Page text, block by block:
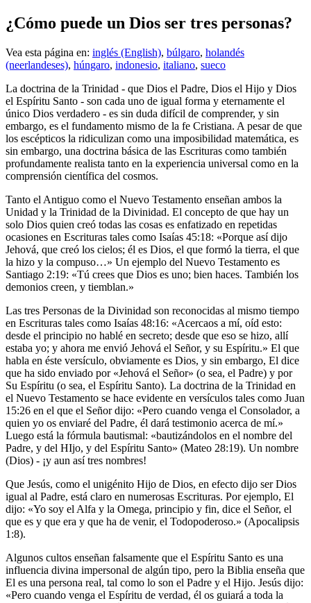
¿Cómo puede un Dios ser tres personas?
Vea esta página en: inglés (English), búlgaro, holandés
(neerlandeses), húngaro, indonesio, italiano, sueco
La doctrina de la Trinidad - que Dios el Padre, Dios el Hijo y Dios
el Espíritu Santo - son cada uno de igual forma y eternamente el
único Dios verdadero - es sin duda difícil de comprender, y sin
embargo, es el fundamento mismo de la fe Cristiana. A pesar de que
los escépticos la ridiculizan como una imposibilidad matemática, es
sin embargo, una doctrina básica de las Escrituras como también
profundamente realista tanto en la experiencia universal como en la
comprensión científica del cosmos.
Tanto el Antiguo como el Nuevo Testamento enseñan ambos la
Unidad y la Trinidad de la Divinidad. El concepto de que hay un
solo Dios quien creó todas las cosas es enfatizado en repetidas
ocasiones en Escrituras tales como Isaías 45:18: «Porque así dijo
Jehová, que creó los cielos; él es Dios, el que formó la tierra, el que
la hizo y la compuso…» Un ejemplo del Nuevo Testamento es
Santiago 2:19: «Tú crees que Dios es uno; bien haces. También los
demonios creen, y tiemblan.»
Las tres Personas de la Divinidad son reconocidas al mismo tiempo
en Escrituras tales como Isaías 48:16: «Acercaos a mí, oíd esto:
desde el principio no hablé en secreto; desde que eso se hizo, allí
estaba yo; y ahora me envió Jehová el Señor, y su Espíritu.» El que
habla en éste versículo, obviamente es Dios, y sin embargo, El dice
que ha sido enviado por «Jehová el Señor» (o sea, el Padre) y por
Su Espíritu (o sea, el Espíritu Santo). La doctrina de la Trinidad en
el Nuevo Testamento se hace evidente en versículos tales como Juan
15:26 en el que el Señor dijo: «Pero cuando venga el Consolador, a
quien yo os enviaré del Padre, él dará testimonio acerca de mí.»
Luego está la fórmula bautismal: «bautizándolos en el nombre del
Padre, y del HIjo, y del Espíritu Santo» (Mateo 28:19). Un nombre
(Dios) - ¡y aun así tres nombres!
Que Jesús, como el unigénito Hijo de Dios, en efecto dijo ser Dios
igual al Padre, está claro en numerosas Escrituras. Por ejemplo, El
dijo: «Yo soy el Alfa y la Omega, principio y fin, dice el Señor, el
que es y que era y que ha de venir, el Todopoderoso.» (Apocalipsis
1:8).
Algunos cultos enseñan falsamente que el Espíritu Santo es una
influencia divina impersonal de algún tipo, pero la Biblia enseña que
El es una persona real, tal como lo son el Padre y el Hijo. Jesús dijo:
«Pero cuando venga el Espíritu de verdad, él os guiará a toda la